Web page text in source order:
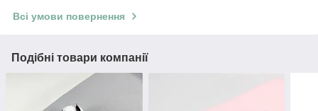
Всі умови повернення
Подібні товари компанії